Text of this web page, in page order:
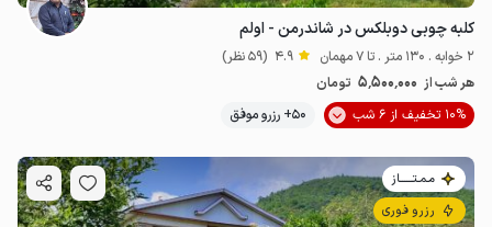
کلبه چوبی دوبلکس در شاندرمن - اولم
2 خوابه . 130 متر . تا 7 مهمان 4.9 (59 نظر)
هر شب از 5٬500٬000 تومان
10% تخفیف از 6 شب
50+ رزرو موفق
مـمـتــــــاز
رزرو فوری